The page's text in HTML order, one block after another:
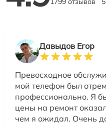
Давыдов Егор
Превосходное
мой телефон был
профессионально. Я
цены на ремонт
чем я ожидал. Очень